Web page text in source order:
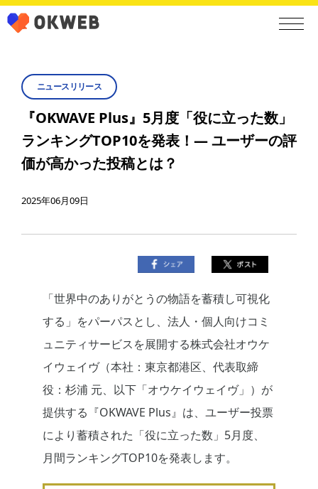
ニュースリリース
『OKWAVE Plus』5月度「役に立った数」
ランキングTOP10を発表！— ユーザーの評
価が高かった投稿とは？
2025年06月09日
「世界中のありがとうの物語を蓄積し可視化
する」をパーパスとし、法人・個人向けコミ
ュニティサービスを展開する株式会社オウケ
イウェイヴ（本社：東京都港区、代表取締
役：杉浦 元、以下「オウケイウェイヴ」）が
提供する『OKWAVE Plus』は、ユーザー投票
により蓄積された「役に立った数」5月度、
月間ランキングTOP10を発表します。